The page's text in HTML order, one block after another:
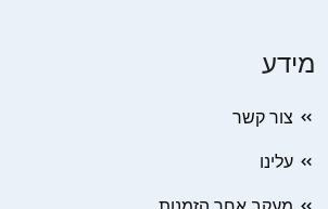
מידע
צור קשר
עלינו